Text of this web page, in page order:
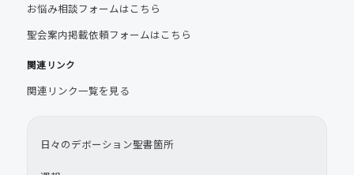
お悩み相談フォームはこちら
聖会案内掲載依頼フォームはこちら
関連リンク
関連リンク一覧を見る
日々のデボーション聖書箇所